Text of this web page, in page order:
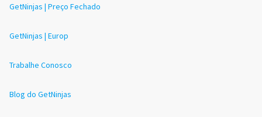
GetNinjas | Preço Fechado
GetNinjas | Europ
Trabalhe Conosco
Blog do GetNinjas